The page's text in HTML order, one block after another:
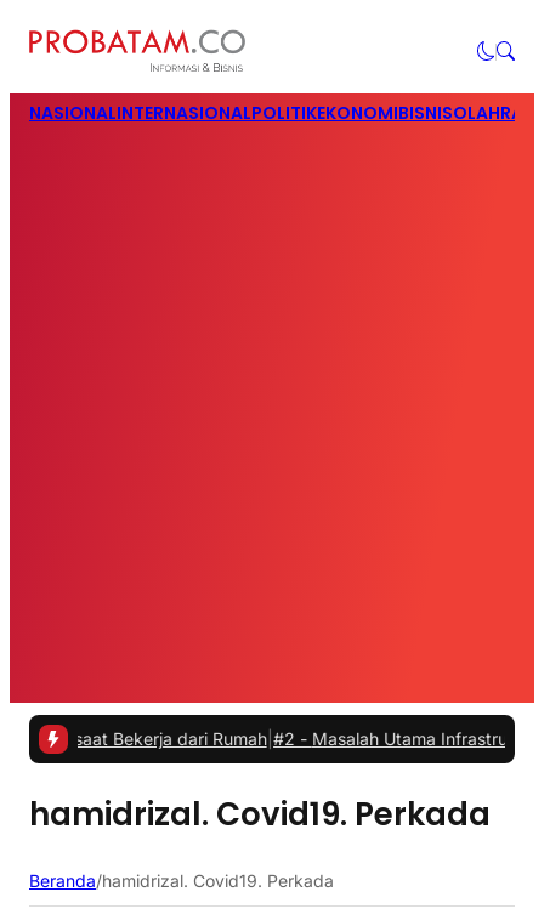
NASIONALINTERNASIONALPOLITIKEKONOMIBISNIS
saat Bekerja dari Rumah |#2 -Masalah Utama Infrastruktur
hamidrizal. Covid19. Perkada
Beranda/hamidrizal. Covid19. Perkada